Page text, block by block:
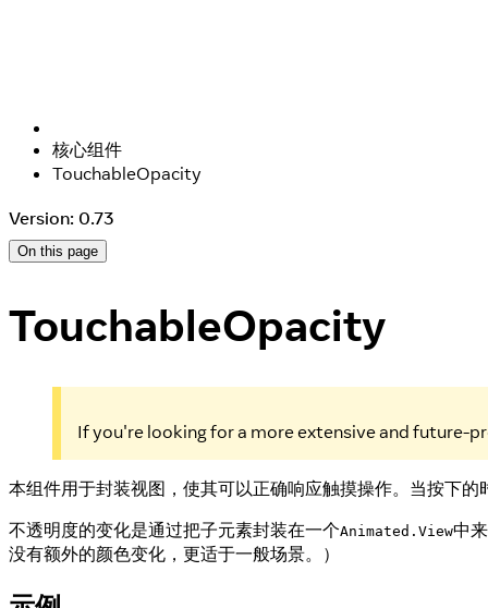
核心组件
TouchableOpacity
Version: 0.73
On this page
TouchableOpacity
If you're looking for a more extensive and future-
本组件用于封装视图，使其可以正确响应触摸操作。当按下
不透明度的变化是通过把子元素封装在一个Animated.View中
没有额外的颜色变化，更适于一般场景。）